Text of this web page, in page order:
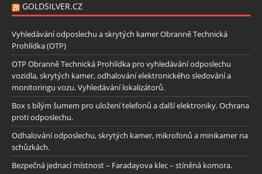
GOLDSILVER.CZ
Vyhledávání odposlechu a skrytých kamer Obranně Technická
Prohlídka (OTP)
OTP Obranně Technická Prohlídka pro vyhledávání odposlechu
vozidla, skrytých kamer, odhalování elektronického sledování a
monitoringu vozu. Vyhledávání lokalizátorů.
Box s bílým šumem pro uložení telefonů a další elektroniky. Ochrana
proti odposlechu.
Odhalování odposlechu, skrytých kamer, mikrofonů a minikamer na
schůzkách.
Bezpečná jednací místnost – Faradayova klec – stíněná komora.